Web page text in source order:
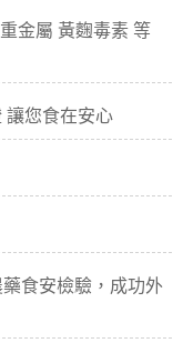
金屬 黃麴毒素 等
讓您食在安心
食安檢驗，成功外